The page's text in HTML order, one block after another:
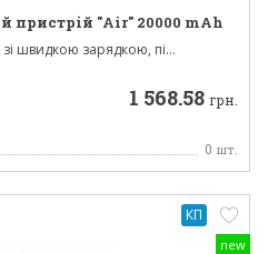
пристрій "Air" 20000 mAh
швидкою зарядкою, пі...
1 568.58 грн.
0 шт.
new
КП